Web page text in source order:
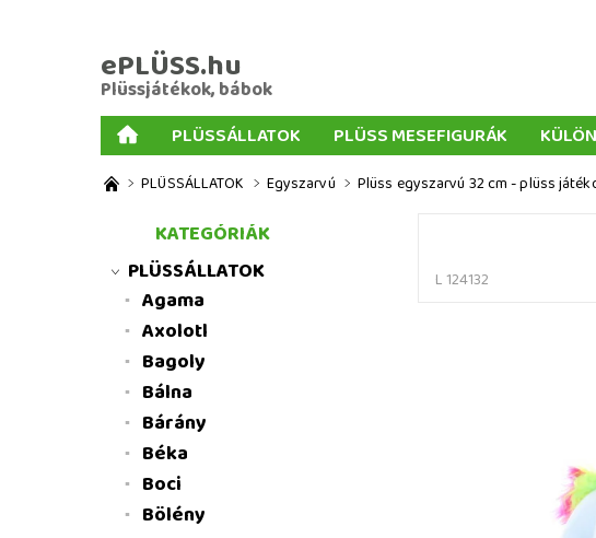
ePLÜSS.hu
Plüssjátékok, bábok
PLÜSSÁLLATOK PLÜSS MESEFIGURÁK
AJÁNDÉKOK PLÜSSÖKHÖZ
MENNYISÉGI KEDVEZMÉNYEK
ÜZLETI FELTÉTELEK
PLÜSSÁLLATOK Egyszarvú Plüss egyszarvú 32 cm - plüss
L 124132
KATEGÓRIÁK
PLÜSSÁLLATOK
Agama
Axolotl
Bagoly
Bálna
Bárány
Béka
Boci
Bölény